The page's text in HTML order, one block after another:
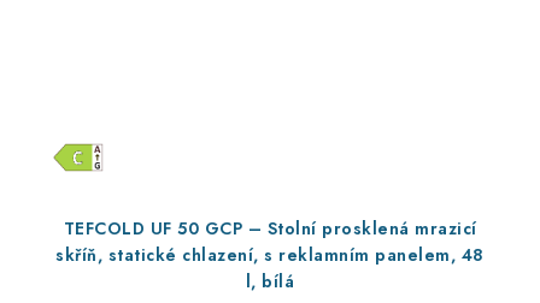
TEFCOLD UF 50 GCP – Stolní prosklená mrazicí
skříň, statické chlazení, s reklamním panelem, 48
l, bílá